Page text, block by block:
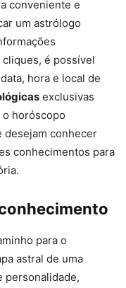
conveniente e
um astrólogo
cliques, é possível
hora e local de
exclusivas
horóscopo
desejam conhecer
conhecimentos para
para o
astral de uma
personalidade,